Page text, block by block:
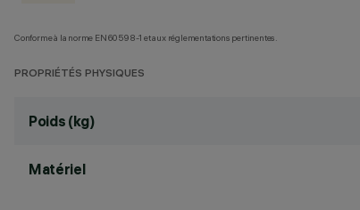
Conforme à la norme EN60598-1 et aux réglementations pertinentes.
PROPRIÉTÉS PHYSIQUES
Poids (kg)
Matériel